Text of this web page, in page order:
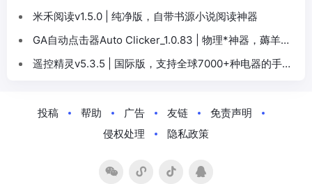
神器
米禾阅读v1.5.0 | 纯净版，自带书源小说阅读神器
GA自动点击器Auto Clicker_1.0.83 | 物理*神器，薅羊毛
必备工具手机连点器VIP无限制版
遥控精灵v5.3.5 | 国际版，支持全球7000+种电器的手机
投稿 帮助 广告 友链
免责声明
侵权处理
隐私政策